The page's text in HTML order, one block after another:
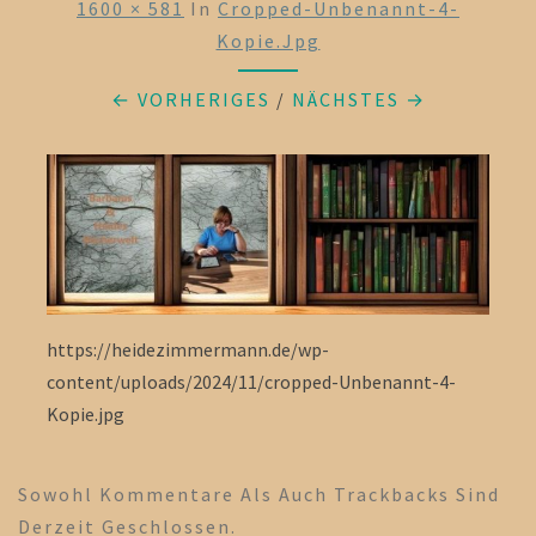
1600 × 581 In Cropped-Unbenannt-4-
Kopie.jpg
← VORHERIGES / NÄCHSTES →
https://heidezimmermann.de/wp-
content/uploads/2024/11/cropped-Unbenannt-4-
Kopie.jpg
Sowohl Kommentare Als Auch Trackbacks Sind
Derzeit Geschlossen.